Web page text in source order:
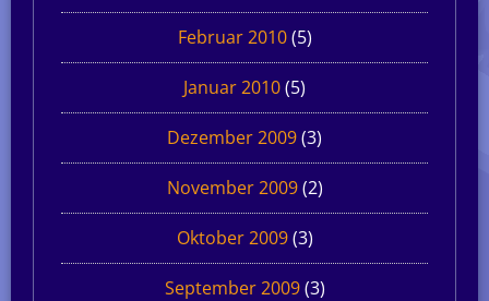
Februar 2010(5)
Januar 2010(5)
Dezember 2009(3)
November 2009(2)
Oktober 2009(3)
September 2009(3)